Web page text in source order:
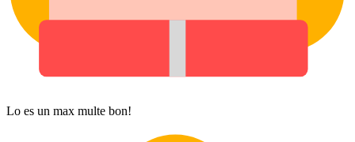
Lo es un max multe bon!